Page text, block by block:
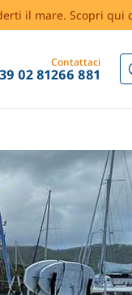
il mare. Scopri qui
Contattaci
02 81266 881